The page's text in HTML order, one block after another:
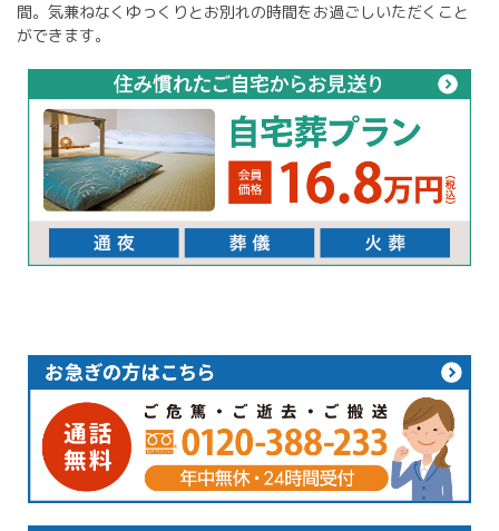
間。気兼ねなくゆっくりとお別れの時間をお過ごしいただくこと
ができます。